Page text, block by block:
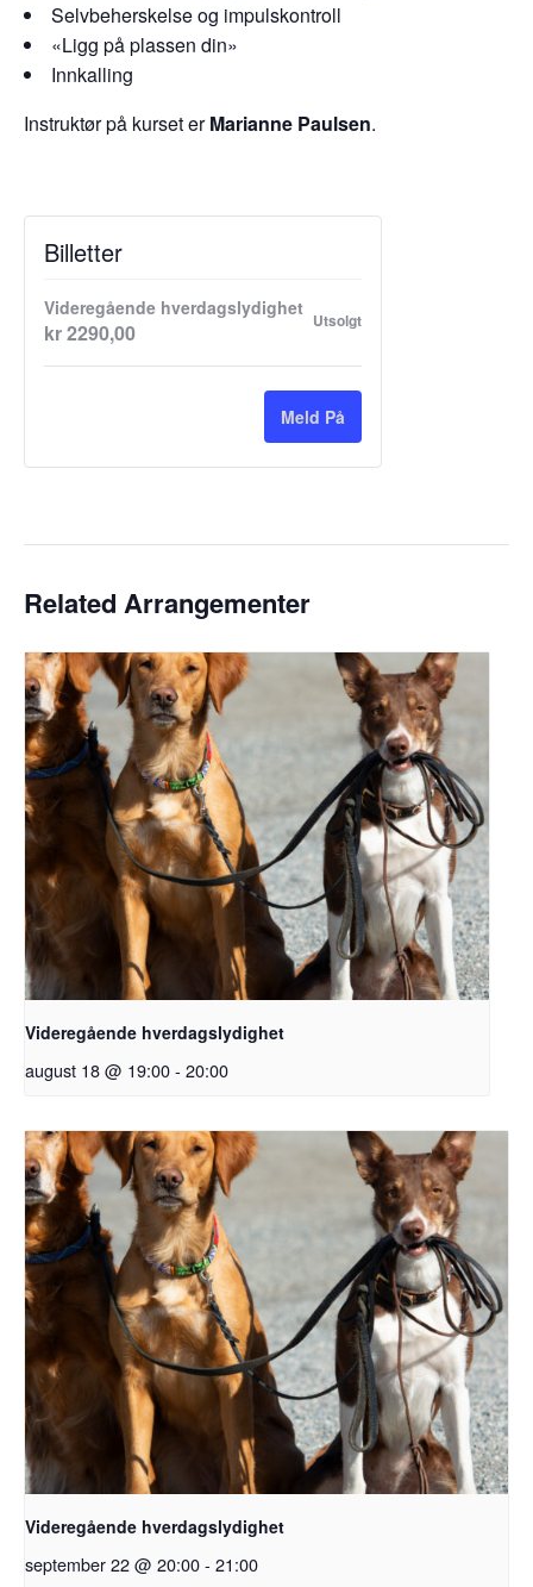
Selvbeherskelse og impulskontroll
«Ligg på plassen din»
Innkalling
Instruktør på kurset erMarianne Paulsen.
Billetter
Videregående hverdagslydighet
kr2290,00 Utsolgt
Meld På
Related Arrangementer
Videregående hverdagslydighet
august 18 @ 19:00- 20:00
Videregående hverdagslydighet
september 22 @ 20:00- 21:00